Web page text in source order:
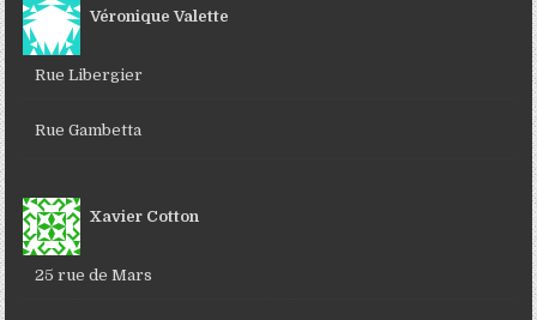
Véronique Valette
Rue Libergier
Rue Gambetta
Xavier Cotton
25 rue de Mars